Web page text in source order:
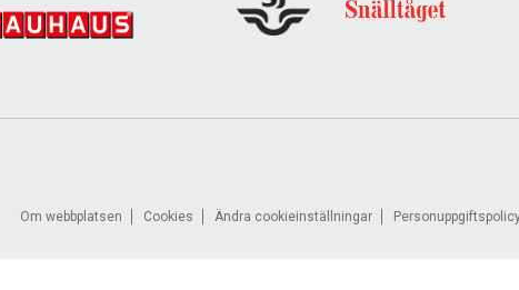
Om webbplatsen Cookies Ändra cookieinställningar